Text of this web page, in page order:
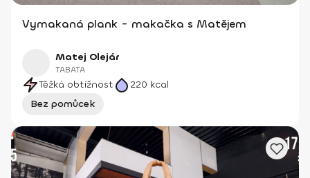
Vymakaná plank - makačka s Matějem
Matej Olejár
TABATA
Těžká obtížnost 220 kcal
Bez pomůcek